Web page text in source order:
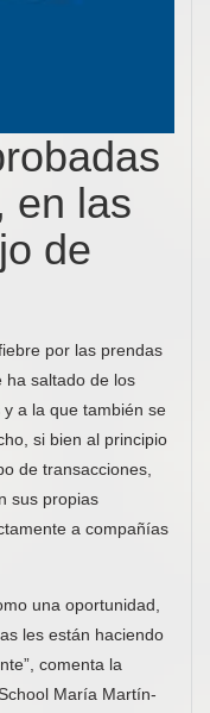
en las
de
por las prendas
ha saltado de los
a la que también se
si bien al principio
de transacciones,
sus propias
a compañías
una oportunidad,
les están haciendo
comenta la
María Martín-